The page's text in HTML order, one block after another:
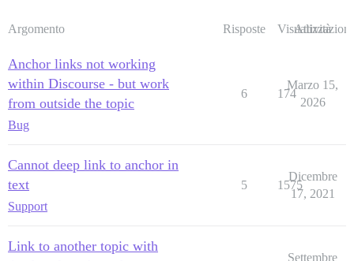
Argomento Risposte Visualizzazioni
Attività
Anchor links not working
within Discourse - but work
from outside the topic
Bug
6 174
Marzo 15,
2026
Cannot deep link to anchor in
text
Support
5 1575
Dicembre
17, 2021
Link to another topic with
Settembre